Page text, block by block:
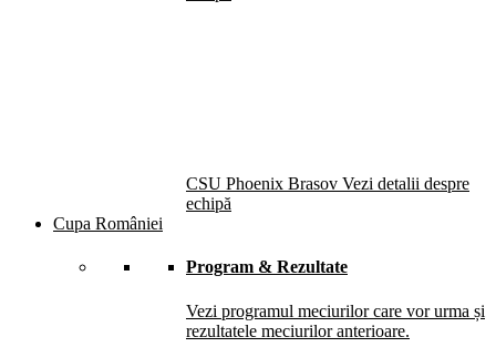
CSU Phoenix Brasov Vezi detalii despre
echipă
Cupa României
Program & Rezultate
Vezi programul meciurilor care vor urma și
rezultatele meciurilor anterioare.